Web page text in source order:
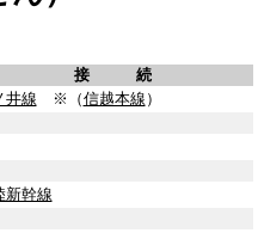
接 続
井線 ※（信越本線 ）
新幹線